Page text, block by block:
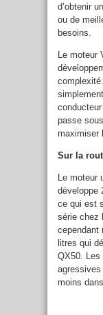
d’obtenir
ou de
besoins.
Le moteur
passe
maximiser
Sur la
Le moteur
développe
ce qui est
série chez
cependant
litres qui
QX50. Les
moins